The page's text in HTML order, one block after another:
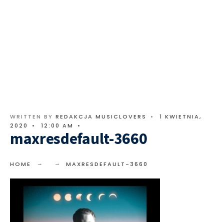
WRITTEN BY REDAKCJA MUSICLOVERS •
1 KWIETNIA,
2020
• 12:00 AM •
maxresdefault-3660
HOME MAXRESDEFAULT-3660